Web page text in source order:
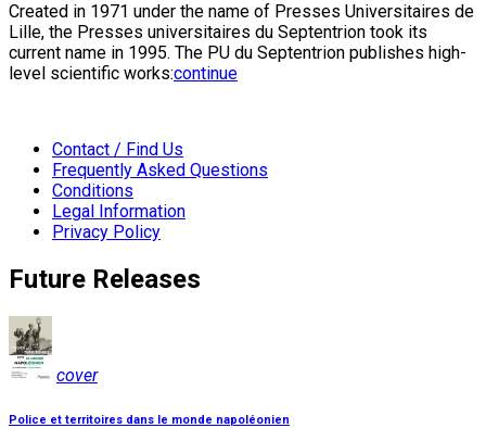
Created in 1971 under the name of Presses Universitaires de
Lille, the Presses universitaires du Septentrion took its
current name in 1995. The PU du Septentrion publishes high-
level scientific works:continue
Contact / Find Us
Frequently Asked Questions
Conditions
Legal Information
Privacy Policy
Future Releases
cover
Police et territoires dans le monde napoléonien